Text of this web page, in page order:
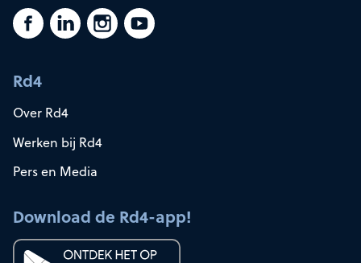
Rd4
Over Rd4
Werken bij Rd4
Pers en Media
Download de Rd4-app!